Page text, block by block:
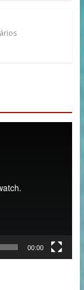
00:00